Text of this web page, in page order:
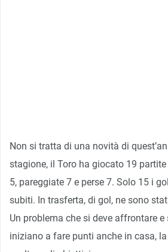
Non si tratta di una novità di
stagione, il Toro ha giocato 19
5, pareggiate 7 e perse 7. Solo 15 i
subiti. In trasferta, di gol, ne sono
Un problema che si deve affrontare e
iniziano a fare punti anche in casa,